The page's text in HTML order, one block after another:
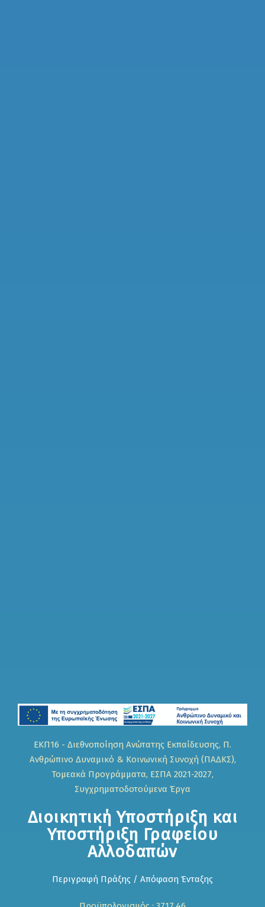
ΕΚΠ16 - Διεθνοποίηση Ανώτατης Εκπαίδευσης, Π.
Ανθρώπινο Δυναμικό & Κοινωνική Συνοχή (ΠΑΔΚΣ),
Τομεακά Προγράμματα, ΕΣΠΑ 2021-2027,
Συγχρηματοδοτούμενα Έργα
Διοικητική Υποστήριξη και
Υποστήριξη Γραφείου
Αλλοδαπών
Περιγραφή Πράξης / Απόφαση Ένταξης